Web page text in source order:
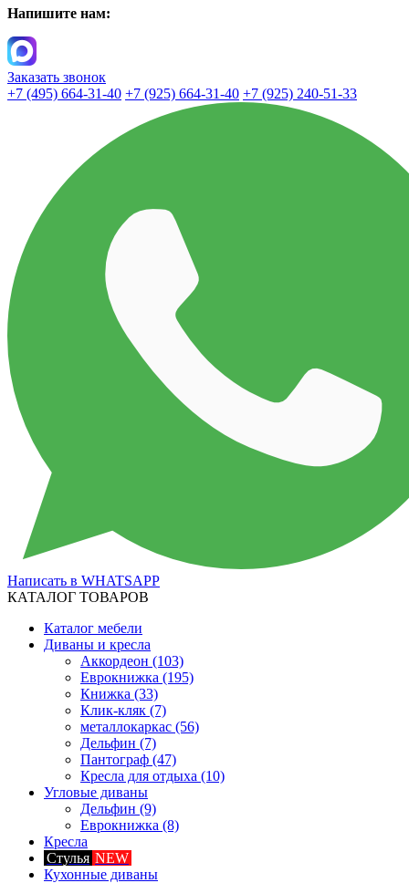
Напишите нам:
Заказать звонок
+7 (495) 664-31-40 +7 (925) 664-31-40 +7 (925) 240-51-33
Написать в WHATSAPP
КАТАЛОГ ТОВАРОВ
Каталог мебели
Диваны и кресла
Аккордеон (103)
Еврокнижка (195)
Книжка (33)
Клик-кляк (7)
металлокаркас (56)
Дельфин (7)
Пантограф (47)
Кресла для отдыха (10)
Угловые диваны
Дельфин (9)
Еврокнижка (8)
Кресла
Стулья NEW
Кухонные диваны